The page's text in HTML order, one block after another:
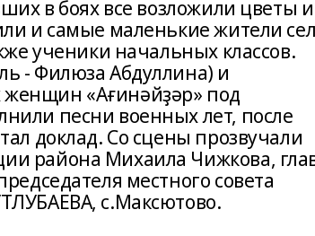
в боях все возложили цветы и
и самые маленькие жители
ученики начальных классов.
- Филюза Абдуллина) и
«Ағинәйҙәр» под
песни военных лет, после
доклад. Со сцены прозвучали
района Михаила Чижкова,
местного совета
с.Максютово.